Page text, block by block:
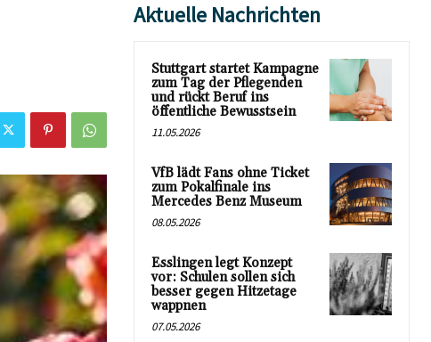
Aktuelle Nachrichten
Stuttgart startet Kampagne
zum Tag der Pflegenden
und rückt Beruf ins
öffentliche Bewusstsein
11.05.2026
VfB lädt Fans ohne Ticket
zum Pokalfinale ins
Mercedes Benz Museum
08.05.2026
Esslingen legt Konzept
vor: Schulen sollen sich
besser gegen Hitzetage
wappnen
07.05.2026